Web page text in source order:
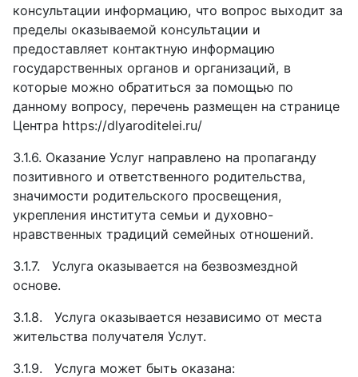
консультации информацию, что вопрос выходит за
пределы оказываемой консультации и
предоставляет контактную информацию
государственных органов и организаций, в
которые можно обратиться за помощью по
данному вопросу, перечень размещен на странице
Центра https://dlyaroditelei.ru/
3.1.6. Оказание Услуг направлено на пропаганду
позитивного и ответственного родительства,
значимости родительского просвещения,
укрепления института семьи и духовно-
нравственных традиций семейных отношений.
3.1.7.
Услуга оказывается на безвозмездной
основе.
3.1.8.
Услуга оказывается независимо от места
жительства получателя Услут.
3.1.9.
Услуга может быть оказана: